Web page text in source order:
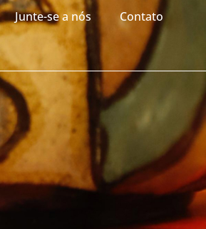
Junte-se a nós Contato